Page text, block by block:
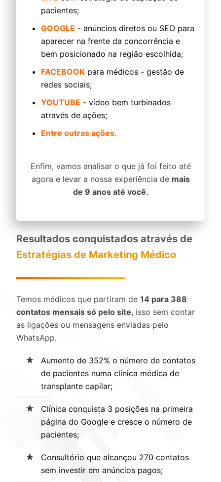
pacientes;
GOOGLE - anúncios diretos ou SEO para
aparecer na frente da concorrência e
bem posicionado na região escolhida;
FACEBOOK para médicos - gestão de
redes sociais;
YOUTUBE - vídeo bem turbinados
através de ações;
Entre outras ações.
Enfim, vamos analisar o que já foi feito até
agora e levar a nossa experiência de mais
de 9 anos até você.
Resultados conquistados através de
Estratégias de Marketing Médico
Temos médicos que partiram de 14 para 388
contatos mensais só pelo site, isso sem contar
as ligações ou mensagens enviadas pelo
WhatsApp.
Aumento de 352% o número de contatos
de pacientes numa clinica médica de
transplante capilar;
Clínica conquista 3 posições na primeira
página do Google e cresce o número de
pacientes;
Consultório que alcançou 270 contatos
sem investir em anúncios pagos;